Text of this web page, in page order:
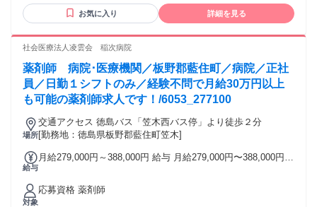
(Business Development)の業務経験・・ 日本語でのビジネス
コミュニケーション能力・英語ネイティブレベル(ビジネス文
ム編集、遺伝子工学、生殖工学など）に近い分野での知見 ・
営・事業戦略に関する知識 学歴・資格 学歴：大学院 大学 語
学力： 資格：
お気に入り 詳細を見る
社会医療法人凌雲会 稲次病院
薬剤師 病院･医療機関／板野郡藍住町／病院／正社
員／日勤１シフトのみ／経験不問で月給30万円以上
も可能の薬剤師求人です！/6053_277100
場所
交通アクセス 徳島バス「笠木西バス停」より徒歩２分
[勤務地：徳島県板野郡藍住町笠木]
給与
月給279,000円～388,000円 給与 月給279,000円〜388,000円
報酬連動手当 3,000円 臨時特例手当 15,000円 特別業務手当
10,000円 その他手当: 時間外手当 給与詳細: ※経験などを考慮
対象
応募資格 薬剤師